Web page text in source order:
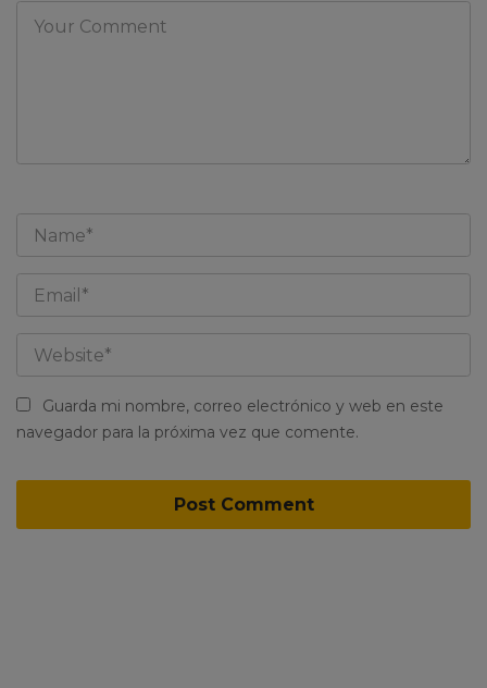
Guarda mi nombre, correo electrónico y web en este
navegador para la próxima vez que comente.